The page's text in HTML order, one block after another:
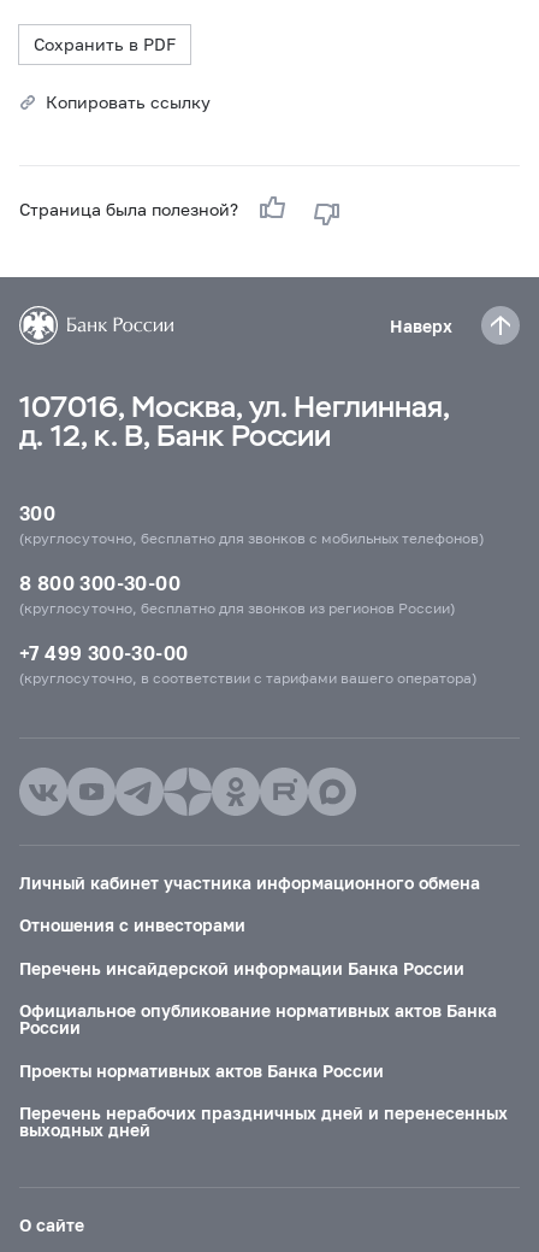
Сохранить в PDF
Копировать ссылку
Страница была полезной?
Наверх
107016, Москва, ул. Неглинная,
д. 12, к. В, Банк России
300
(круглосуточно, бесплатно для звонков с мобильных телефонов)
8 800 300-30-00
(круглосуточно, бесплатно для звонков из регионов России)
+7 499 300-30-00
(круглосуточно, в соответствии с тарифами вашего оператора)
Личный кабинет участника информационного обмена
Отношения с инвесторами
Перечень инсайдерской информации Банка России
Официальное опубликование нормативных актов Банка
России
Проекты нормативных актов Банка России
Перечень нерабочих праздничных дней и перенесенных
выходных дней
О сайте